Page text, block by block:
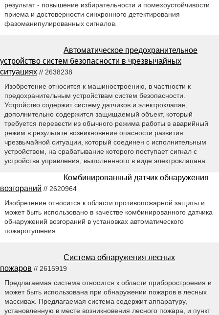
результат - повышение избирательности и помехоустойчивости
приема и достоверности синхронного детектирования
фазоманипулированных сигналов.
Автоматическое предохранительное
устройство систем безопасности в чрезвычайных
ситуациях // 2638238
Изобретение относится к машиностроению, в частности к
предохранительным устройствам систем безопасности.
Устройство содержит систему датчиков и электроклапан,
дополнительно содержится защищаемый объект, который
требуется перевести из обычного режима работы в аварийный
режим в результате возникновения опасности развития
чрезвычайной ситуации, который соединен с исполнительным
устройством, на срабатывание которого поступает сигнал с
устройства управления, выполненного в виде электроклапана.
Комбинированный датчик обнаружения
возгораний // 2620964
Изобретение относится к области противопожарной защиты и
может быть использовано в качестве комбинированного датчика
обнаружений возгораний в установках автоматического
пожаротушения.
Система обнаружения лесных
пожаров // 2615919
Предлагаемая система относится к области приборостроения и
может быть использована при обнаружении пожаров в лесных
массивах. Предлагаемая система содержит аппаратуру,
установленную в месте возникновения лесного пожара, и пункт